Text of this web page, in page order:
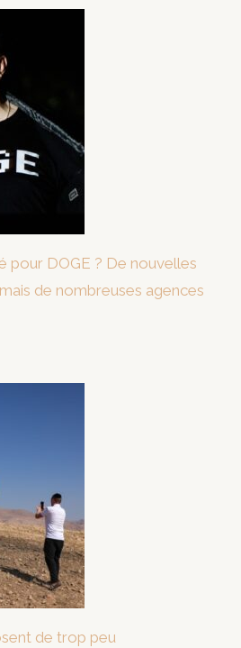
pour DOGE ? De nouvelles
de nombreuses agences
de trop peu